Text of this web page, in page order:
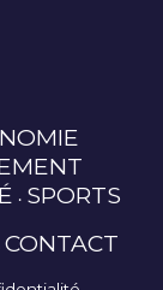
SPORTS
CONTACT